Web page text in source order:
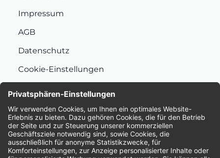
Impressum
AGB
Datenschutz
Cookie-Einstellungen
Bewertungen